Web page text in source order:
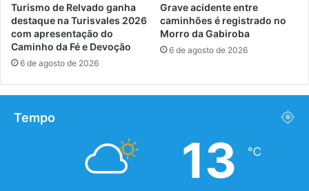
Turismo de Relvado ganha
destaque na Turisvales 2026
com apresentação do
Caminho da Fé e Devoção
6 de agosto de 2026
Grave acidente entre
caminhões é registrado no
Morro da Gabiroba
6 de agosto de 2026
Tempo
13 ℃